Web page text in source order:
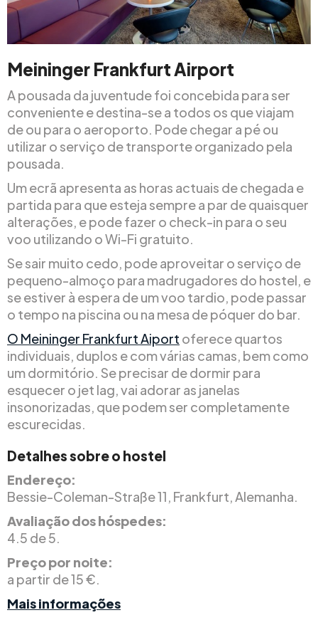
Meininger Frankfurt Airport
A pousada da juventude foi concebida para ser
conveniente e destina-se a todos os que viajam
de ou para o aeroporto. Pode chegar a pé ou
utilizar o serviço de transporte organizado pela
pousada.
Um ecrã apresenta as horas actuais de chegada e
partida para que esteja sempre a par de quaisquer
alterações, e pode fazer o check-in para o seu
voo utilizando o Wi-Fi gratuito.
Se sair muito cedo, pode aproveitar o serviço de
pequeno-almoço para madrugadores do hostel, e
se estiver à espera de um voo tardio, pode passar
o tempo na piscina ou na mesa de póquer do bar.
O Meininger Frankfurt Aiport oferece quartos
individuais, duplos e com várias camas, bem como
um dormitório. Se precisar de dormir para
esquecer o jet lag, vai adorar as janelas
insonorizadas, que podem ser completamente
escurecidas.
Detalhes sobre o hostel
Endereço:
Bessie-Coleman-Straße 11, Frankfurt, Alemanha.
Avaliação dos hóspedes:
4.5 de 5.
Preço por noite:
a partir de 15 €.
Mais informações